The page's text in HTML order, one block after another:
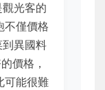
光客的
不僅價格
異國料
價格，
可能很難